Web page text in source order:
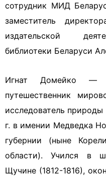
сотрудник МИД
заместитель
издательской
библиотеки Беларуси
Игнат Домейко —
путешественник
исследователь
г. в имении Медведка
губернии (ныне
области). Учился в
Щучине (1812-1816),